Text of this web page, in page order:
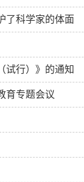
了科学家的体面
试行）》的通知
育专题会议